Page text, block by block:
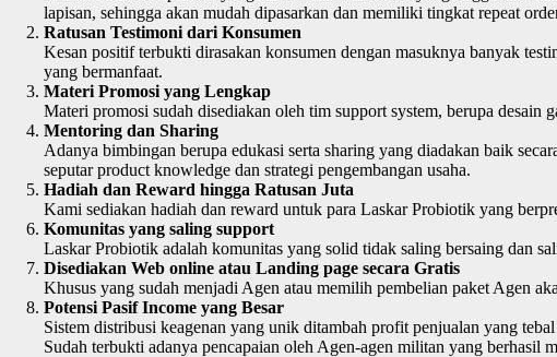
lapisan, sehingga akan mudah dipasarkan dan memiliki tingkat repeat
Ratusan Testimoni dari Konsumen
Kesan positif terbukti dirasakan konsumen dengan masuknya banyak
yang bermanfaat.
Materi Promosi yang Lengkap
Materi promosi sudah disediakan oleh tim support system, berupa
Mentoring dan Sharing
Adanya bimbingan berupa edukasi serta sharing yang diadakan baik
seputar product knowledge dan strategi pengembangan usaha.
Hadiah dan Reward hingga Ratusan Juta
Kami sediakan hadiah dan reward untuk para Laskar Probiotik yang
Komunitas yang saling support
Laskar Probiotik adalah komunitas yang solid tidak saling bersaing dan
Disediakan Web online atau Landing page secara Gratis
Khusus yang sudah menjadi Agen atau memilih pembelian paket Agen
Potensi Pasif Income yang Besar
Sistem distribusi keagenan yang unik ditambah profit penjualan yang
Sudah terbukti adanya pencapaian oleh Agen-agen militan yang berhasil